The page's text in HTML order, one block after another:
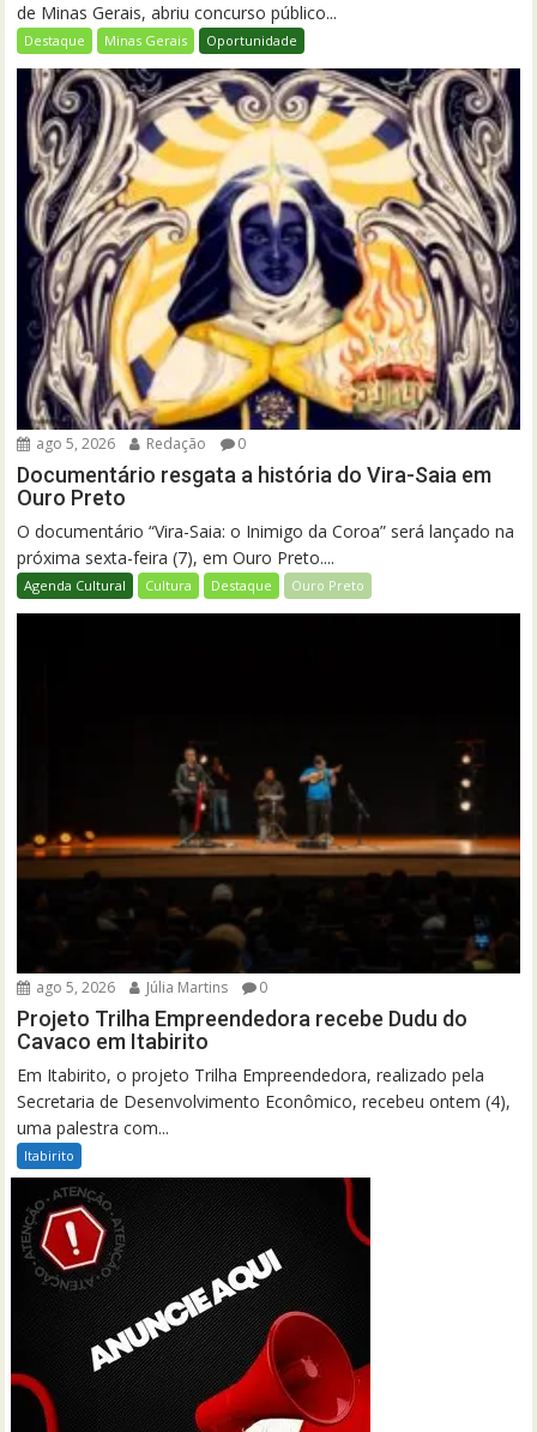
de Minas Gerais, abriu concurso público...
Destaque Minas Gerais Oportunidade
ago 5, 2026 Redação 0
Documentário resgata a história do Vira-Saia em
Ouro Preto
O documentário “Vira-Saia: o Inimigo da Coroa” será lançado na
próxima sexta-feira (7), em Ouro Preto....
Agenda Cultural Cultura Destaque Ouro Preto
ago 5, 2026 Júlia Martins 0
Projeto Trilha Empreendedora recebe Dudu do
Cavaco em Itabirito
Em Itabirito, o projeto Trilha Empreendedora, realizado pela
Secretaria de Desenvolvimento Econômico, recebeu ontem (4),
uma palestra com...
Itabirito